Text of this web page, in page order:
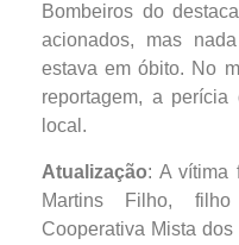
Bombeiros do
acionados, mas
estava em óbito. No
reportagem, a
local.
Atualização: A vítima
Martins Filho,
Cooperativa Mista